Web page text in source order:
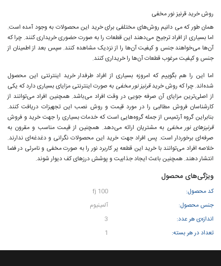
روش خرید قرنیز نور مخفی
همان طور که می دانیم روش‌های مختلفی برای خرید این محصولات به وجود آمده است.
اما بسیاری از افراد ترجیح می‌دهند این قطعات را به صورت حضوری خریداری کنند. چرا که
آن‌ها می‌خواهند جنس و کیفیت آن‌ها را از نزدیک مشاهده کنند. سپس بعد از اطمینان از
جنس و کیفیت مرغوب قطعات آن‌ها را خریداری کنند.
اما این را هم بگوییم که امروزه بسیاری از افراد طرفدار خرید اینترنتی این محصول
شده‌اند. چرا که روش خریدقرنیز نور مخفی به صورت اینترنتی مزایای بسیاری دارد که یکی
از اصلی‌ترین مزایای آن صرفه جویی در وقت افراد می‌باشد. همچنین افراد می‌توانند از
کارشناسان فروش مطالبی را در مورد قیمت و روش نصب این تجهیزات دریافت کنند.
بنابراینگروه آرتميس از جمله گروه‌هایی است که خدمات بسیاری را جهت خرید و فروش
قرنیزهای نور مخفی به مشتریان ارائه می‌دهد. همچنین از قیمت مناسب و مقرون به
صرفه‌ای برخوردار است. پس افراد جهت خرید این محصولات نگرانی و دغدغه‌ای ندارند.
خلاصه افراد می‌توانند با خرید این قطعه پر کاربرد نور را به صورت مخفی و نامرئی در فضا
انتشار دهند. همچنین باعث ایجاد جذابیت و پوشش درزهای کف دیوار شوند.
ویژگی‌های محصول
کد محصول:
fj 100
جنس محصول:
آلمینیوم
اندازه‌ی هر عدد:
3
تعداد در هر بسته:
1